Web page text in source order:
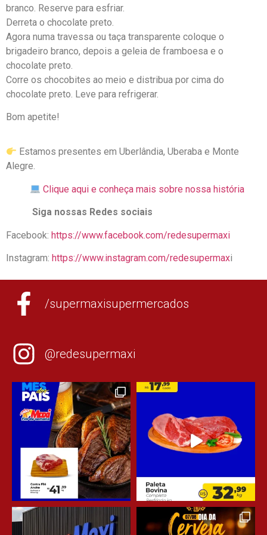
branco. Reserve para esfriar.
Derreta o chocolate preto.
Agora numa travessa ou taça transparente coloque o
brigadeiro branco, depois a geleia de framboesa e o
chocolate preto.
Corre os chocobites ao meio e distribua por cima do
chocolate preto. Leve para refrigerar.
Bom apetite!
Estamos presentes em Uberlândia, Uberaba e Monte
Alegre.
Clique aqui e conheça mais sobre nossa história
Siga nossas Redes sociais
Facebook: https://www.facebook.com/redesupermaxi
Instagram: https://www.instagram.com/redesupermaxi
/supermaxisupermercados
@redesupermaxi